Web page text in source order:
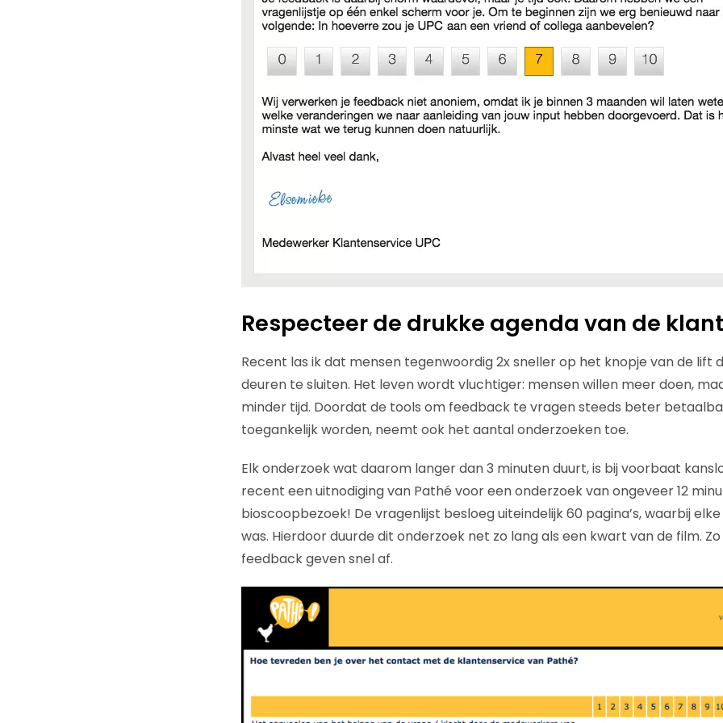
Respecteer de drukke agenda van de klant
Recent las ik dat mensen tegenwoordig 2x sneller op het knopje van de lift
deuren te sluiten. Het leven wordt vluchtiger: mensen willen meer doen,
minder tijd. Doordat de tools om feedback te vragen steeds beter
toegankelijk worden, neemt ook het aantal onderzoeken toe.
Elk onderzoek wat daarom langer dan 3 minuten duurt, is bij voorbaat
recent een uitnodiging van Pathé voor een onderzoek van ongeveer 12
bioscoopbezoek! De vragenlijst besloeg uiteindelijk 60 pagina’s, waarbij
was. Hierdoor duurde dit onderzoek net zo lang als een kwart van de film.
feedback geven snel af.